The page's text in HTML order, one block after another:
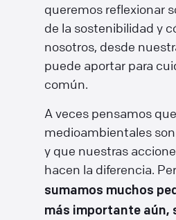
queremos reflexionar
de la sostenibilidad y
nosotros, desde
puede aportar para
común.
A veces pensamos
medioambientales
y que nuestras
hacen la diferencia.
sumamos muchos
más importante aún,